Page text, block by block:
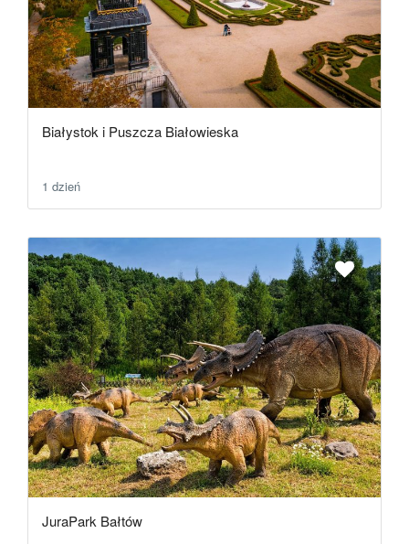
Białystok i Puszcza Białowieska
1 dzień
JuraPark Bałtów